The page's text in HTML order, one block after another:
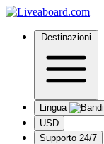
Destinazioni
Lingua
USD
Supporto 24/7